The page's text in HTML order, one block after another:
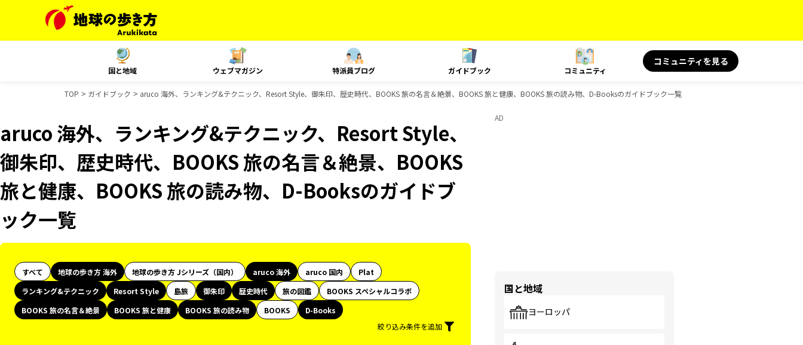
国と地域 ウェブマガジン 特派員ブログ ガイドブック コミュニティ
コミュニティを見る
TOP ガイドブック aruco 海外、ランキング&テクニック、Resort Style、御朱印、歴史時代、BOOKS 旅の名言＆絶景、BOOKS 旅と健康、BOOKS 旅の読み物、D-Booksのガイドブック一覧
aruco 海外、ランキング&テクニック、Resort Style、
御朱印、歴史時代、BOOKS 旅の名言＆絶景、BOOKS
旅と健康、BOOKS 旅の読み物、D-Booksのガイドブ
ック一覧
すべて 地球の歩き方 海外 地球の歩き方 Jシリーズ（国内） aruco 海外 aruco 国内
Plat
ランキング&テクニック
Resort Style 島旅 御朱印 歴史時代 旅の図鑑
BOOKS スペシャルコラボ
BOOKS 旅の名言＆絶景
BOOKS 旅と健康 BOOKS 旅の読み物 BOOKS
D-Books
絞り込み条件を追加
AD
国と地域
ヨーロッパ